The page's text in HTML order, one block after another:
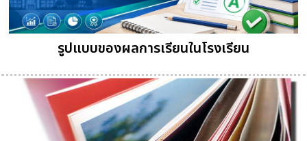
รูปแบบของผลการเรียนในโรงเรียน